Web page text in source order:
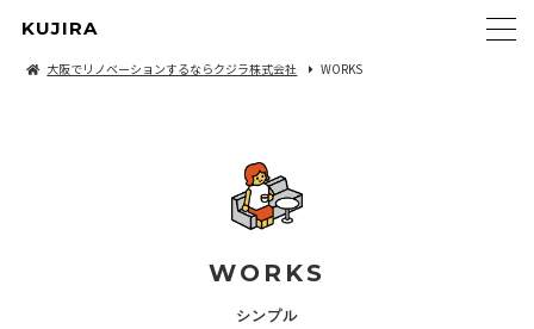
KUJIRA
大阪でリノベーションするならクジラ株式会社 WORKS
WORKS
シンプル